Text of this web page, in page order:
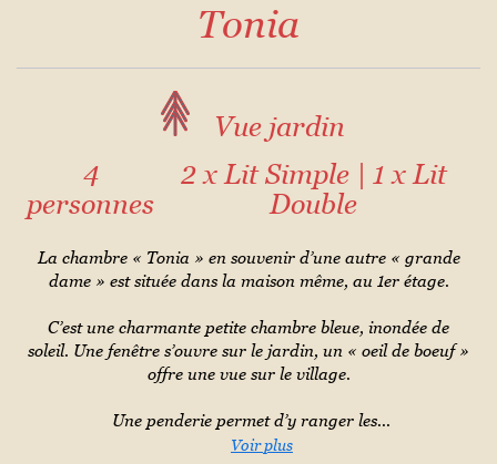
Tonia
Vue jardin
4
personnes
2 x Lit Simple| 1 x Lit
Double
La chambre « Tonia » en souvenir d’une autre « grande
dame » est située dans la maison même, au 1er étage.
C’est une charmante petite chambre bleue, inondée de
soleil. Une fenêtre s’ouvre sur le jardin, un « oeil de boeuf »
offre une vue sur le village.
Une penderie permet d’y ranger les...
Voir plus